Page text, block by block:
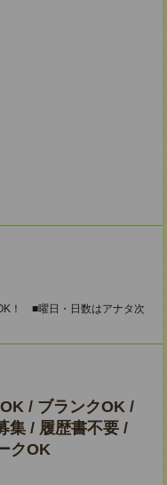
！ ■曜日・日数はアナタ次
/ ブランクOK /
集 / 履歴書不要 /
クOK